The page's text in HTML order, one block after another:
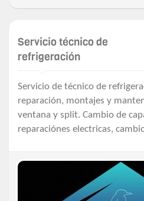
Servicio técnico de
refrigeración
Servicio de técnico de
reparación, montajes y
ventana y split. Cambio de
reparaciónes electricas,